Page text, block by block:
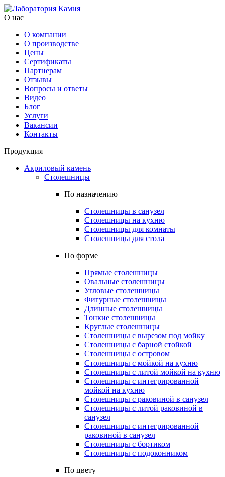
О нас
О компании
О производстве
Цены
Cертификаты
Партнерам
Отзывы
Вопросы и ответы
Видео
Блог
Услуги
Вакансии
Контакты
Продукция
Акриловый камень
Столешницы
По назначению
Столешницы в санузел
Столешницы на кухню
Столешницы для комнаты
Столешницы для стола
По форме
Прямые столешницы
Овальные столешницы
Угловые столешницы
Фигурные столешницы
Длинные столешницы
Тонкие столешницы
Круглые столешницы
Столешницы с вырезом под мойку
Столешницы с барной стойкой
Столешницы с островом
Столешницы с мойкой на кухню
Столешницы с литой мойкой на кухню
Столешницы с интегрированной
мойкой на кухню
Столешницы с раковиной в санузел
Столешницы с литой раковиной в
санузел
Столешницы с интегрированной
раковиной в санузел
Столешницы с бортиком
Столешницы с подоконником
По цвету